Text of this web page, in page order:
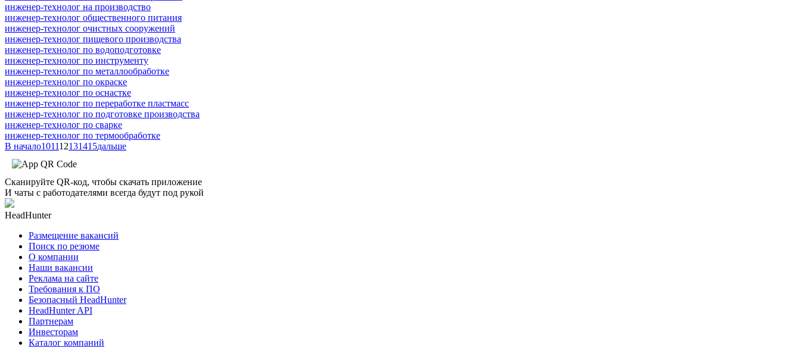
инженер-технолог на производство
инженер-технолог общественного питания
инженер-технолог очистных сооружений
инженер-технолог пищевого производства
инженер-технолог по водоподготовке
инженер-технолог по инструменту
инженер-технолог по металлообработке
инженер-технолог по окраске
инженер-технолог по оснастке
инженер-технолог по переработке пластмасс
инженер-технолог по подготовке производства
инженер-технолог по сварке
инженер-технолог по термообработке
В начало101112131415дальше
Сканируйте QR-код, чтобы скачать приложение
И чаты с работодателями всегда будут под рукой
HeadHunter
Размещение вакансий
Поиск по резюме
О компании
Наши вакансии
Реклама на сайте
Требования к ПО
Безопасный HeadHunter
HeadHunter API
Партнерам
Инвесторам
Каталог компаний